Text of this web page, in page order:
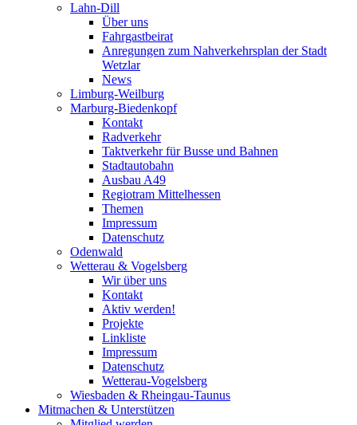
Lahn-Dill
Über uns
Fahrgastbeirat
Anregungen zum Nahverkehrsplan der Stadt
Wetzlar
News
Limburg-Weilburg
Marburg-Biedenkopf
Kontakt
Radverkehr
Taktverkehr für Busse und Bahnen
Stadtautobahn
Ausbau A49
Regiotram Mittelhessen
Themen
Impressum
Datenschutz
Odenwald
Wetterau & Vogelsberg
Wir über uns
Kontakt
Aktiv werden!
Projekte
Linkliste
Impressum
Datenschutz
Wetterau-Vogelsberg
Wiesbaden & Rheingau-Taunus
Mitmachen & Unterstützen